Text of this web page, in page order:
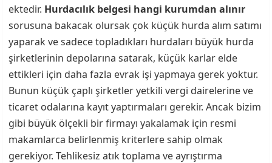
ektedir. Hurdacılık belgesi hangi kurumdan alınır
sorusuna bakacak olursak çok küçük hurda alım satımı
yaparak ve sadece topladıkları hurdaları büyük hurda
şirketlerinin depolarına satarak, küçük karlar elde
ettikleri için daha fazla evrak işi yapmaya gerek yoktur.
Bunun küçük çaplı şirketler yetkili vergi dairelerine ve
ticaret odalarına kayıt yaptırmaları gerekir. Ancak bizim
gibi büyük ölçekli bir firmayı yakalamak için resmi
makamlarca belirlenmiş kriterlere sahip olmak
gerekiyor. Tehlikesiz atık toplama ve ayrıştırma